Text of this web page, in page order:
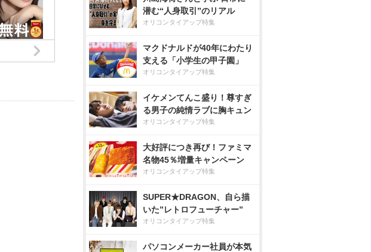
潜む“人身取引”のリアル
オリコンタイアップ特集
マクドナルドが40年にわたり
支える「小学生の甲子園」
オリコンタイアップ特集
イケメンてんこ盛り！尊すぎ
る男子の純情ラブに胸キュン
オリコンタイアップ特集
大好評につき再び！ファミマ
名物45％増量キャンペーン
オリコンタイアップ特集
SUPER★DRAGON、自ら描
いた”レトロフューチャー”
オリコンタイアップ特集
パソコンメーカー社員が本気